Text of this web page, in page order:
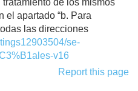
de los mismos
el apartado “b. Para
las direcciones
se-
v16
Report this page